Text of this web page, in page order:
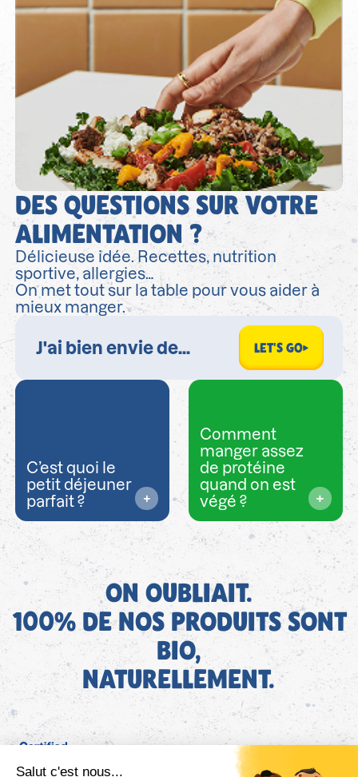
DES QUESTIONS SUR VOTRE
ALIMENTATION ?
Délicieuse idée. Recettes, nutrition
sportive, allergies…
On met tout sur la table pour vous aider à
mieux manger.
LET'S GO
C’est quoi le
petit déjeuner
parfait ?
Comment
manger assez
de protéine
quand on est
végé ?
ON OUBLIAIT.
100% DE NOS PRODUITS SONT
BIO,
NATURELLEMENT.
FR